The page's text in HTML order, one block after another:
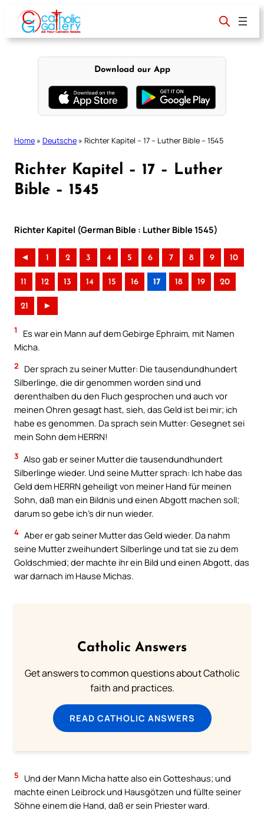
content
Download our App
Home » Deutsche » Richter Kapitel – 17 – Luther Bible – 1545
Richter Kapitel – 17 – Luther
Bible – 1545
Richter Kapitel (German Bible : Luther Bible 1545)
◄ 1 2 3 4 5 6 7 8 9 10
11 12 13 14 15 16 17 18 19 20
21 ►
1
Es war ein Mann auf dem Gebirge Ephraim, mit Namen
Micha.
2
Der sprach zu seiner Mutter: Die tausendundhundert
Silberlinge, die dir genommen worden sind und
derenthalben du den Fluch gesprochen und auch vor
meinen Ohren gesagt hast, sieh, das Geld ist bei mir; ich
habe es genommen. Da sprach sein Mutter: Gesegnet sei
mein Sohn dem HERRN!
3 Also gab er seiner Mutter die tausendundhundert
Silberlinge wieder. Und seine Mutter sprach: Ich habe das
Geld dem HERRN geheiligt von meiner Hand für meinen
Sohn, daß man ein Bildnis und einen Abgott machen soll;
darum so gebe ich’s dir nun wieder.
4 Aber er gab seiner Mutter das Geld wieder. Da nahm
seine Mutter zweihundert Silberlinge und tat sie zu dem
Goldschmied; der machte ihr ein Bild und einen Abgott, das
war darnach im Hause Michas.
Catholic Answers
Get answers to common questions about Catholic
faith and practices.
READ CATHOLIC ANSWERS
5
Und der Mann Micha hatte also ein Gotteshaus; und
machte einen Leibrock und Hausgötzen und füllte seiner
Söhne einem die Hand, daß er sein Priester ward.